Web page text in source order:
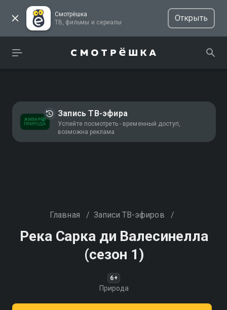
Смотрёшка
ТВ, фильмы и сериалы
Открыть
Запись ТВ-эфира
Успейте посмотреть - временный доступ,
возможна реклама
Главная / Записи ТВ-эфиров /
Река Сарка ди Валесинелла
(сезон 1)
6+
Природа